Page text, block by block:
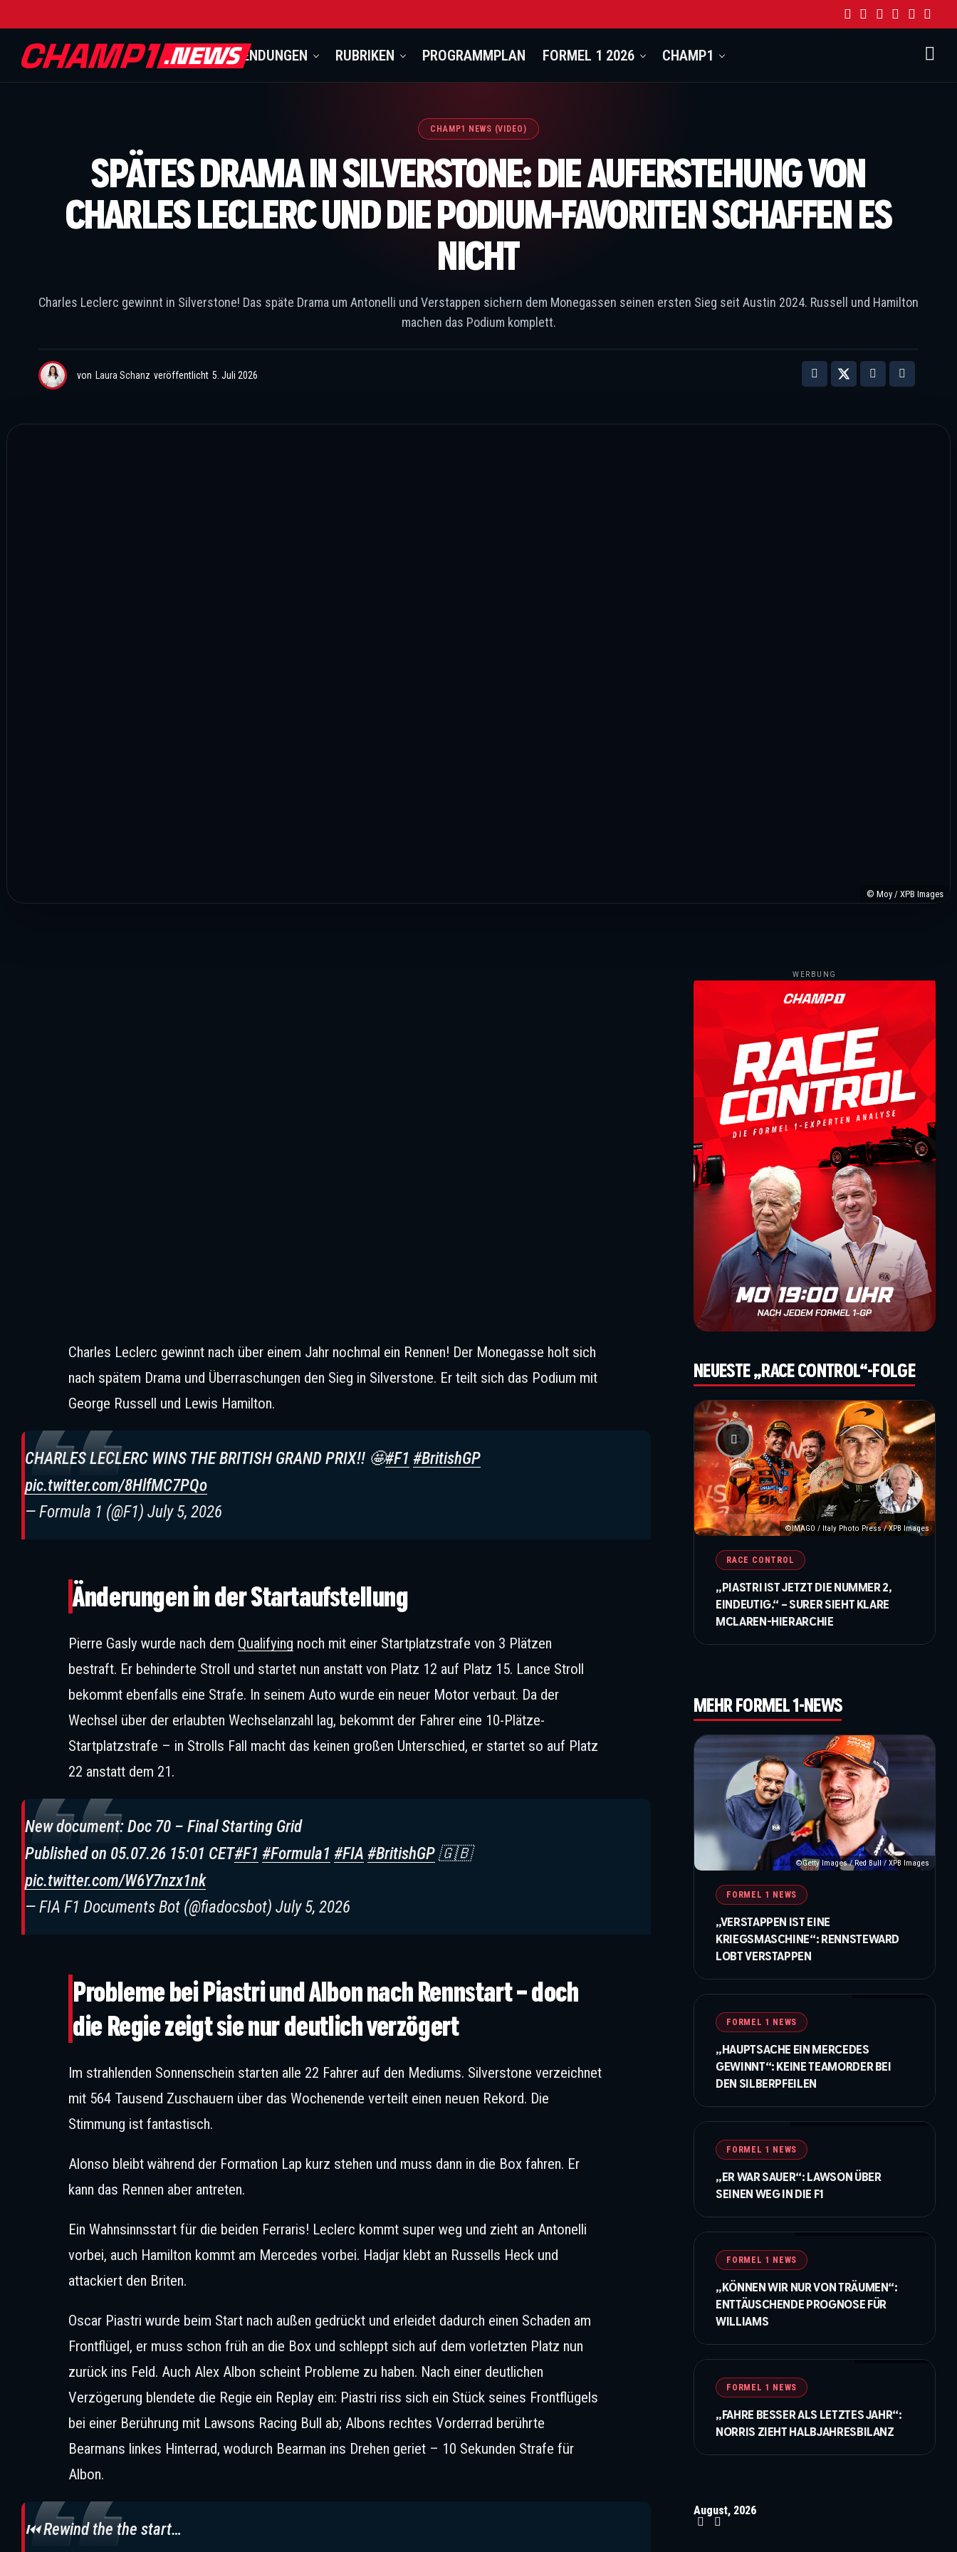
SENDUNGEN RUBRIKEN PROGRAMMPLAN FORMEL 1 2026 CHAMP1
CHAMP1 NEWS (VIDEO)
SPÄTES DRAMA IN SILVERSTONE: DIE AUFERSTEHUNG VON
CHARLES LECLERC UND DIE PODIUM-FAVORITEN SCHAFFEN ES
NICHT
Charles Leclerc gewinnt in Silverstone! Das späte Drama um Antonelli und Verstappen sichern dem Monegassen seinen ersten Sieg seit Austin 2024. Russell und Hamilton
machen das Podium komplett.
von Laura Schanz veröffentlicht 5. Juli 2026
© Moy / XPB Images
Charles Leclerc gewinnt nach über einem Jahr nochmal ein Rennen! Der Monegasse holt sich
nach spätem Drama und Überraschungen den Sieg in Silverstone. Er teilt sich das Podium mit
George Russell und Lewis Hamilton.
CHARLES LECLERC WINS THE BRITISH GRAND PRIX!! 🤩#F1 #BritishGP
pic.twitter.com/8HlfMC7PQo
— Formula 1 (@F1) July 5, 2026
Änderungen in der Startaufstellung
Pierre Gasly wurde nach dem Qualifying noch mit einer Startplatzstrafe von 3 Plätzen
bestraft. Er behinderte Stroll und startet nun anstatt von Platz 12 auf Platz 15. Lance Stroll
bekommt ebenfalls eine Strafe. In seinem Auto wurde ein neuer Motor verbaut. Da der
Wechsel über der erlaubten Wechselanzahl lag, bekommt der Fahrer eine 10-Plätze-
Startplatzstrafe – in Strolls Fall macht das keinen großen Unterschied, er startet so auf Platz
22 anstatt dem 21.
New document: Doc 70 – Final Starting Grid
Published on 05.07.26 15:01 CET#F1 #Formula1 #FIA #BritishGP🇬🇧
pic.twitter.com/W6Y7nzx1nk
— FIA F1 Documents Bot (@fiadocsbot) July 5, 2026
Probleme bei Piastri und Albon nach Rennstart – doch
die Regie zeigt sie nur deutlich verzögert
Im strahlenden Sonnenschein starten alle 22 Fahrer auf den Mediums. Silverstone verzeichnet
mit 564 Tausend Zuschauern über das Wochenende verteilt einen neuen Rekord. Die
Stimmung ist fantastisch.
Alonso bleibt während der Formation Lap kurz stehen und muss dann in die Box fahren. Er
kann das Rennen aber antreten.
Ein Wahnsinnsstart für die beiden Ferraris! Leclerc kommt super weg und zieht an Antonelli
vorbei, auch Hamilton kommt am Mercedes vorbei. Hadjar klebt an Russells Heck und
attackiert den Briten.
Oscar Piastri wurde beim Start nach außen gedrückt und erleidet dadurch einen Schaden am
Frontflügel, er muss schon früh an die Box und schleppt sich auf dem vorletzten Platz nun
zurück ins Feld. Auch Alex Albon scheint Probleme zu haben. Nach einer deutlichen
Verzögerung blendete die Regie ein Replay ein: Piastri riss sich ein Stück seines Frontflügels
bei einer Berührung mit Lawsons Racing Bull ab; Albons rechtes Vorderrad berührte
Bearmans linkes Hinterrad, wodurch Bearman ins Drehen geriet – 10 Sekunden Strafe für
Albon.
⏮️ Rewind the the start…
WERBUNG
NEUESTE „RACE CONTROL“-FOLGE
©IMAGO / Italy Photo Press / XPB Images
RACE CONTROL
„PIASTRI IST JETZT DIE NUMMER 2,
EINDEUTIG.“ – SURER SIEHT KLARE
MCLAREN-HIERARCHIE
MEHR FORMEL 1-NEWS
©Getty Images / Red Bull / XPB Images
FORMEL 1 NEWS
„VERSTAPPEN IST EINE
KRIEGSMASCHINE“: RENNSTEWARD
LOBT VERSTAPPEN
FORMEL 1 NEWS
„HAUPTSACHE EIN MERCEDES
GEWINNT“: KEINE TEAMORDER BEI
DEN SILBERPFEILEN
FORMEL 1 NEWS
„ER WAR SAUER“: LAWSON ÜBER
SEINEN WEG IN DIE F1
FORMEL 1 NEWS
„KÖNNEN WIR NUR VON TRÄUMEN“:
ENTTÄUSCHENDE PROGNOSE FÜR
WILLIAMS
FORMEL 1 NEWS
„FAHRE BESSER ALS LETZTES JAHR“:
NORRIS ZIEHT HALBJAHRESBILANZ
August, 2026